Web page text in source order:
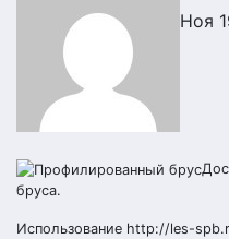
Ноя
бруса.
Использование http://les-